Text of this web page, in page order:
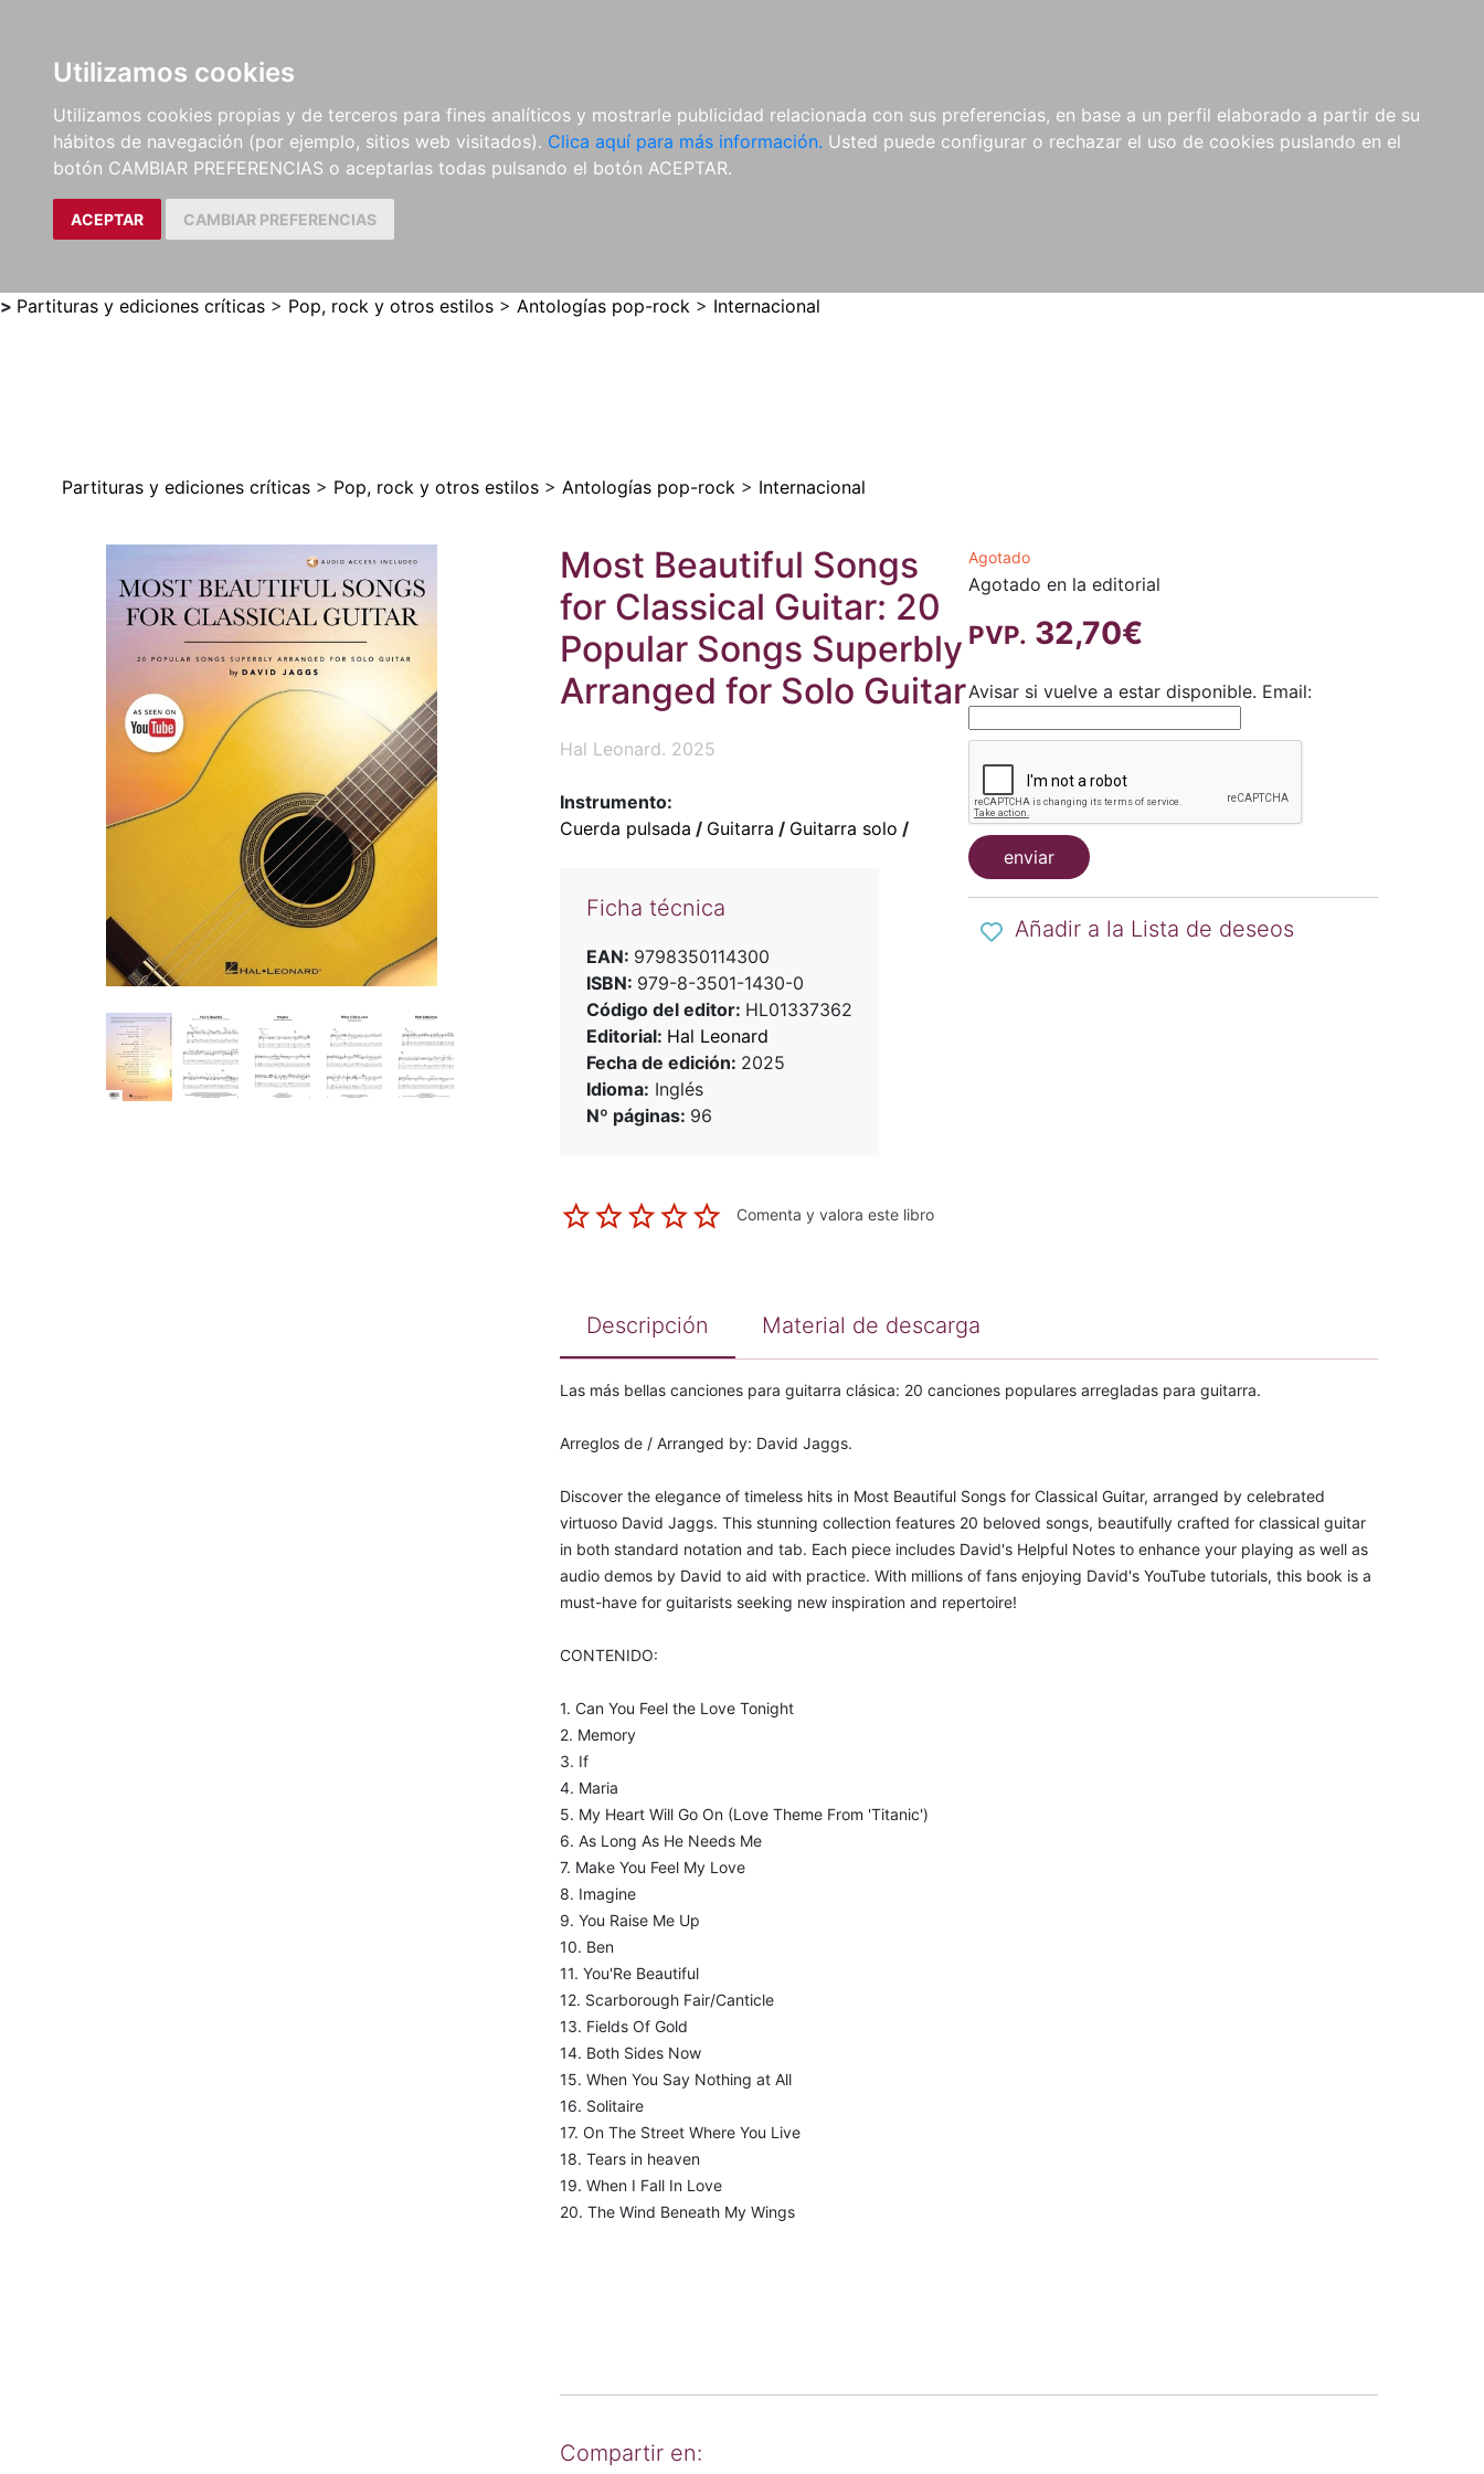
Utilizamos cookies
Utilizamos cookies propias y de terceros para fines analíticos y mostrarle publicidad relacionada con sus preferencias, en base a un perfil elaborado a partir de su
hábitos de navegación (por ejemplo, sitios web visitados). Clica aquí para más información. Usted puede configurar o rechazar el uso de cookies puslando en el
botón CAMBIAR PREFERENCIAS o aceptarlas todas pulsando el botón ACEPTAR.
ACEPTAR CAMBIAR PREFERENCIAS
LIBROS
MÉTODOS Y
EJERCICIOS
PARTITURAS Y EDICIONES
CRÍTICAS
REVISTAS
CDS Y
DVDS
MATERIAL
COMPLEMENTARIO
NOVEDADES NOTICIAS
COMPRAS
INSTITUCIONALES
> Partituras y ediciones críticas > Pop, rock y otros estilos > Antologías pop-rock > Internacional
Partituras y ediciones críticas > Pop, rock y otros estilos > Antologías pop-rock > Internacional
Most Beautiful Songs
for Classical Guitar: 20
Popular Songs Superbly
Arranged for Solo Guitar
Hal Leonard. 2025
Instrumento:
Cuerda pulsada / Guitarra / Guitarra solo /
Ficha técnica
EAN: 9798350114300
ISBN: 979-8-3501-1430-0
Código del editor: HL01337362
Editorial: Hal Leonard
Fecha de edición: 2025
Idioma: Inglés
Nº páginas: 96
Comenta y valora este libro
Agotado
Agotado en la editorial
PVP. 32,70€
Avisar si vuelve a estar disponible. Email:
enviar
Añadir a la Lista de deseos
Descripción Material de descarga
Las más bellas canciones para guitarra clásica: 20 canciones populares arregladas para guitarra.
Arreglos de / Arranged by: David Jaggs.
Discover the elegance of timeless hits in Most Beautiful Songs for Classical Guitar, arranged by celebrated
virtuoso David Jaggs. This stunning collection features 20 beloved songs, beautifully crafted for classical guitar
in both standard notation and tab. Each piece includes David's Helpful Notes to enhance your playing as well as
audio demos by David to aid with practice. With millions of fans enjoying David's YouTube tutorials, this book is a
must-have for guitarists seeking new inspiration and repertoire!
CONTENIDO:
1. Can You Feel the Love Tonight
2. Memory
3. If
4. Maria
5. My Heart Will Go On (Love Theme From 'Titanic')
6. As Long As He Needs Me
7. Make You Feel My Love
8. Imagine
9. You Raise Me Up
10. Ben
11. You'Re Beautiful
12. Scarborough Fair/Canticle
13. Fields Of Gold
14. Both Sides Now
15. When You Say Nothing at All
16. Solitaire
17. On The Street Where You Live
18. Tears in heaven
19. When I Fall In Love
20. The Wind Beneath My Wings
Compartir en: